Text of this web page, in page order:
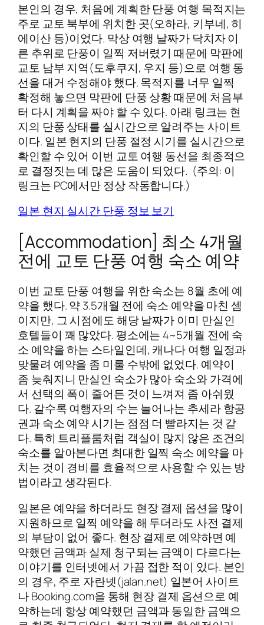
본인의 경우, 처음에 계획한 단풍 여행 목적지는
주로 교토 북부에 위치한 곳(오하라, 키부네, 히
에이산 등)이었다. 막상 여행 날짜가 닥치자 이
른 추위로 단풍이 일찍 저버렸기 때문에 막판에
교토 남부 지역(도후쿠지, 우지 등)으로 여행 동
선을 대거 수정해야 했다. 목적지를 너무 일찍
확정해 놓으면 막판에 단풍 상황 때문에 처음부
터 다시 계획을 짜야 할 수 있다. 아래 링크는 현
지의 단풍 상태를 실시간으로 알려주는 사이트
이다. 일본 현지의 단풍 절정 시기를 실시간으로
확인할 수 있어 이번 교토 여행 동선을 최종적으
로 결정짓는 데 많은 도움이 되었다. (주의: 이
링크는 PC에서만 정상 작동합니다.)
일본 현지 실시간 단풍 정보 보기
[Accommodation] 최소 4개월
전에 교토 단풍 여행 숙소 예약
이번 교토 단풍 여행을 위한 숙소는 8월 초에 예
약을 했다. 약 3.5개월 전에 숙소 예약을 마친 셈
이지만, 그 시점에도 해당 날짜가 이미 만실인
호텔들이 꽤 많았다. 평소에는 4~5개월 전에 숙
소 예약을 하는 스타일인데, 캐나다 여행 일정과
맞물려 예약을 좀 미룰 수밖에 없었다. 예약이
좀 늦춰지니 만실인 숙소가 많아 숙소와 가격에
서 선택의 폭이 줄어든 것이 느껴져 좀 아쉬웠
다. 갈수록 여행자의 수는 늘어나는 추세라 항공
권과 숙소 예약 시기는 점점 더 빨라지는 것 같
다. 특히 트리플룸처럼 객실이 많지 않은 조건의
숙소를 알아본다면 최대한 일찍 숙소 예약을 마
치는 것이 경비를 효율적으로 사용할 수 있는 방
법이라고 생각된다.
일본은 예약을 하더라도 현장 결제 옵션을 많이
지원하므로 일찍 예약을 해 두더라도 사전 결제
의 부담이 없어 좋다. 현장 결제로 예약하면 예
약했던 금액과 실제 청구되는 금액이 다르다는
이야기를 인터넷에서 가끔 접한 적이 있다. 본인
의 경우, 주로 자란넷(jalan.net) 일본어 사이트
나 Booking.com을 통해 현장 결제 옵션으로 예
약하는데 항상 예약했던 금액과 동일한 금액으